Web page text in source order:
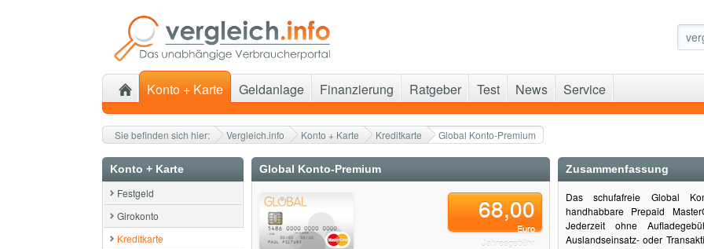
Sie befinden sich hier: Vergleich.info Konto + Karte Kreditkarte Global Konto-Premium
Konto + Karte
Festgeld
Girokonto
Kreditkarte
Global Konto-Premium
68,00
Euro
Jahresgebühr
Zusammenfassung
Das schufafreie Global
handhabbare Prepaid
Jederzeit ohne
Auslandseinsatz- oder
Konto + Karte Geldanlage Finanzierung Ratgeber Test News Service